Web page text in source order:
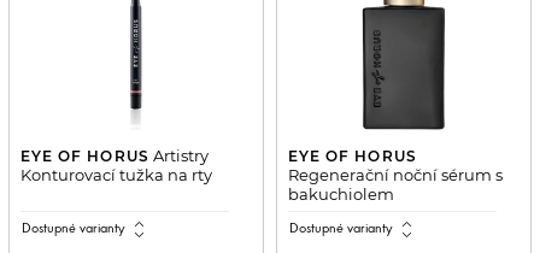
EYE OF HORUS Artistry
Konturovací tužka na rty
Dostupné varianty expand_all
EYE OF HORUS
Regenerační noční sérum s
bakuchiolem
Dostupné varianty expand_all